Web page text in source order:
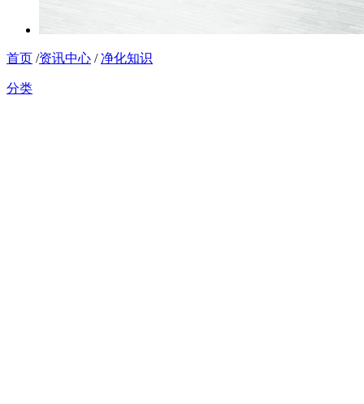
首页 /资讯中心 /净化知识
分类